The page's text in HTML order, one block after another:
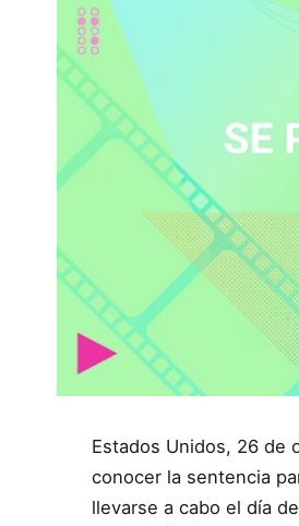
Estados Unidos, 26 de
conocer la sentencia
llevarse a cabo el día